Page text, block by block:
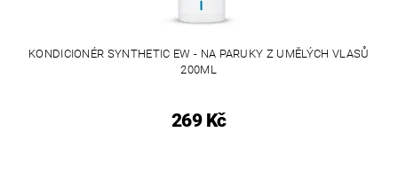
KONDICIONÉR SYNTHETIC EW - NA PARUKY Z UMĚLÝCH VLASŮ
200ML
269 Kč